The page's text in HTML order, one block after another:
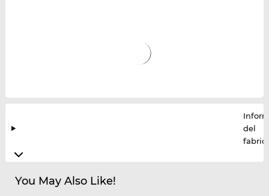
del
You May Also Like!